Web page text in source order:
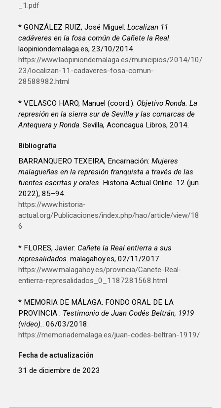
_1.pdf
* GONZÁLEZ RUIZ, José Miguel:Localizan 11
cadáveres en la fosa común de Cañete la Real.
laopiniondemalaga.es, 23/10/2014.
https://www.laopiniondemalaga.es/municipios/2014/10/
23/localizan-11-cadaveres-fosa-comun-
28588982.html
* VELASCO HARO, Manuel (coord.): Objetivo Ronda. La
represión en la sierra sur de Sevilla y las comarcas de
Antequera y Ronda. Sevilla, Aconcagua Libros, 2014.
Bibliografía
BARRANQUERO TEXEIRA, Encarnación:Mujeres
malagueñas en la represión franquista a través de las
fuentes escritas y orales . Historia Actual Online. 12 (jun.
2022), 85–94.
https://www.historia-
actual.org/Publicaciones/index.php/hao/article/view/18
6
* FLORES, Javier: Cañete la Real entierra a sus
represalidados . malagahoy.es, 02/11/2017.
https://www.malagahoy.es/provincia/Canete-Real-
entierra-represalidados_0_1187281568.html
* MEMORIA DE MÁLAGA. FONDO ORAL DE LA
PROVINCIA : Testimonio de Juan Codés Beltrán, 1919
(video).
. 06/03/2018.
https://memoriademalaga.es/juan-codes-beltran-1919/
Fecha de actualización
31 de diciembre de 2023